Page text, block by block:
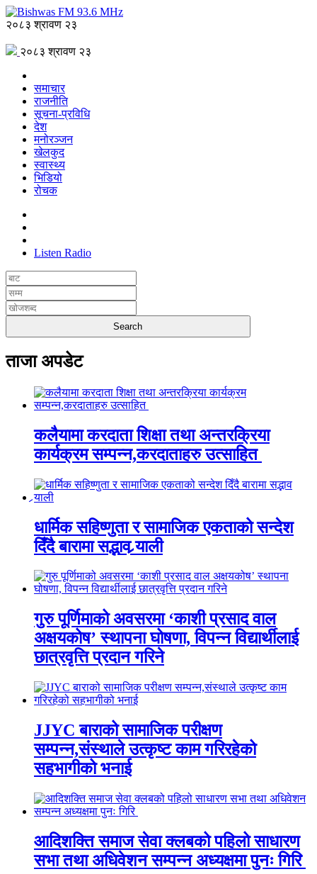
२०८३ श्रावण २३
२०८३ श्रावण २३
समाचार
राजनीति
सूचना-प्रविधि
देश
मनोरञ्जन
खेलकुद
स्वास्थ्य
भिडियो
रोचक
Listen Radio
ताजा अपडेट
कलैयामा करदाता शिक्षा तथा अन्तरक्रिया
कार्यक्रम सम्पन्न,करदाताहरु उत्साहित
धार्मिक सहिष्णुता र सामाजिक एकताको सन्देश
दिँदै बारामा सद्भाव र्‍याली
गुरु पूर्णिमाको अवसरमा ‘काशी प्रसाद वाल
अक्षयकोष’ स्थापना घोषणा, विपन्न विद्यार्थीलाई
छात्रवृत्ति प्रदान गरिने
JJYC बाराको सामाजिक परीक्षण
सम्पन्न,संस्थाले उत्कृष्ट काम गरिरहेको
सहभागीको भनाई
आदिशक्ति समाज सेवा क्लबको पहिलो साधारण
सभा तथा अधिवेशन सम्पन्न अध्यक्षमा पुनः गिरि